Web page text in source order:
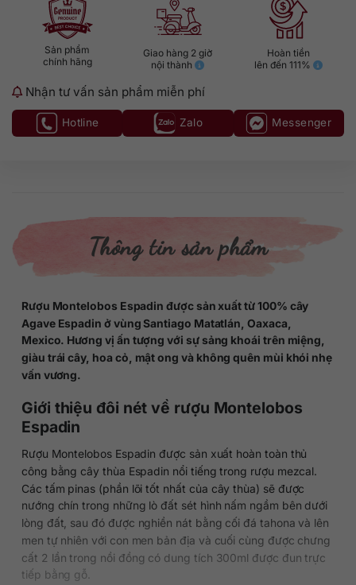
Sản phẩm
chính hãng
Giao hàng 2 giờ
nội thành
Hoàn tiền
lên đến 111%
Nhận tư vấn sản phẩm miễn phí
Hotline Zalo Messenger
Thông tin sản phẩm
Rượu Montelobos Espadin được sản xuất từ 100% cây
Agave Espadin ở vùng Santiago Matatlán, Oaxaca,
Mexico. Hương vị ấn tượng với sự sảng khoái trên miệng,
giàu trái cây, hoa cỏ, mật ong và không quên mùi khói nhẹ
vấn vương.
Giới thiệu đôi nét về rượu Montelobos
Espadin
Rượu Montelobos Espadin được sản xuất hoàn toàn thủ
công bằng cây thùa Espadin nổi tiếng trong rượu mezcal.
Các tấm pinas (phần lõi tốt nhất của cây thùa) sẽ được
nướng chín trong những lò đất sét hình nấm ngầm bên dưới
lòng đất, sau đó được nghiền nát bằng cối đá tahona và lên
men tự nhiên với con men bản địa và cuối cùng được chưng
cất 2 lần trong nồi đồng có dung tích 300ml được đun trực
tiếp bằng gỗ.